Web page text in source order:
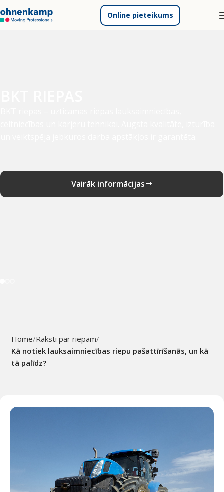
Online pieteikums
Vairāk informācijas
Home Raksti par riepām
Kā notiek lauksaimniecības riepu pašattīrīšanās, un kā
tā palīdz?